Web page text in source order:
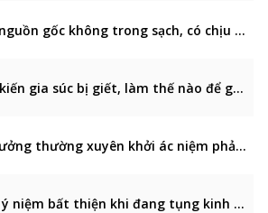
Dùng tiền nguồn gốc không trong sạch, có chịu nhân quả không?
Khi chứng kiến gia súc bị giết, làm thế nào để giúp đỡ chúng?
Khi quán tưởng thường xuyên khởi ác niệm phải làm sao?
Khống chế ý niệm bất thiện khi đang tụng kinh niệm Phật